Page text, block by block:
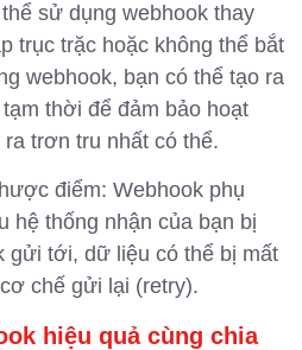
sử dụng webhook thay
trục trặc hoặc không thể bắt
webhook, bạn có thể tạo ra
thời để đảm bảo hoạt
trơn tru nhất có thể.
điểm: Webhook phụ
hệ thống nhận của bạn bị
gửi tới, dữ liệu có thể bị mất
chế gửi lại (retry).
hiệu quả cùng chia